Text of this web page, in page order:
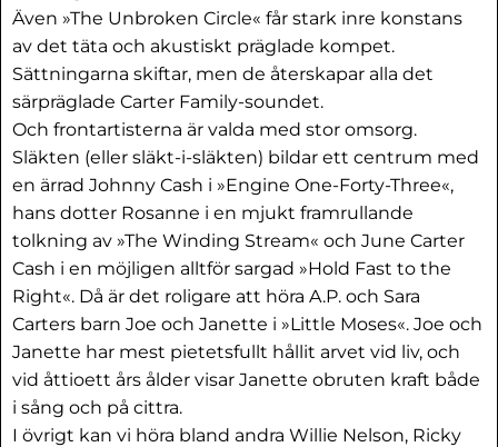
Även »The Unbroken Circle« får stark inre konstans
av det täta och akustiskt präglade kompet.
Sättningarna skiftar, men de återskapar alla det
särpräglade Carter Family-soundet.
Och frontartisterna är valda med stor omsorg.
Släkten (eller släkt-i-släkten) bildar ett centrum med
en ärrad Johnny Cash i »Engine One-Forty-Three«,
hans dotter Rosanne i en mjukt framrullande
tolkning av »The Winding Stream« och June Carter
Cash i en möjligen alltför sargad »Hold Fast to the
Right«. Då är det roligare att höra A.P. och Sara
Carters barn Joe och Janette i »Little Moses«. Joe och
Janette har mest pietetsfullt hållit arvet vid liv, och
vid åttioett års ålder visar Janette obruten kraft både
i sång och på cittra.
I övrigt kan vi höra bland andra Willie Nelson, Ricky